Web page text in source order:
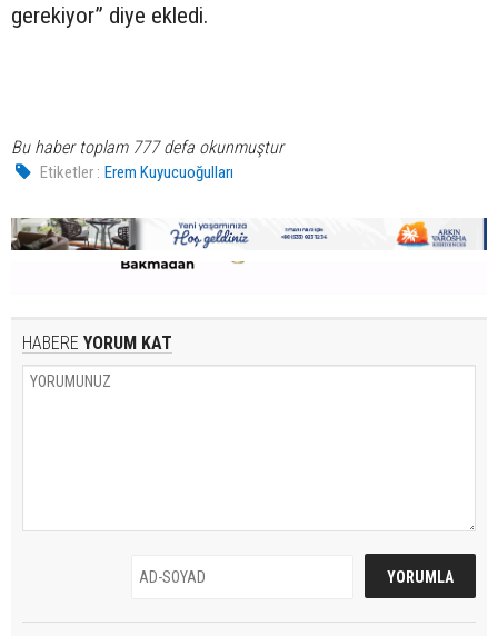
gerekiyor” diye ekledi.
Bu haber toplam 777 defa okunmuştur
Etiketler : Erem Kuyucuoğulları
HABERE YORUM KAT